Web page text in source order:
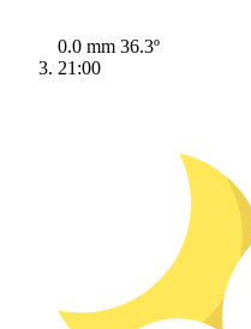
0.0 mm 36.3º
21:00